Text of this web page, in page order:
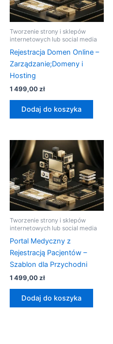
Tworzenie strony i sklepów
internetowych lub social media
Rejestracja Domen Online –
Zarządzanie;Domeny i
Hosting
1 499,00zł
Dodaj do koszyka
Tworzenie strony i sklepów
internetowych lub social media
Portal Medyczny z
Rejestracją Pacjentów –
Szablon dla Przychodni
1 499,00zł
Dodaj do koszyka